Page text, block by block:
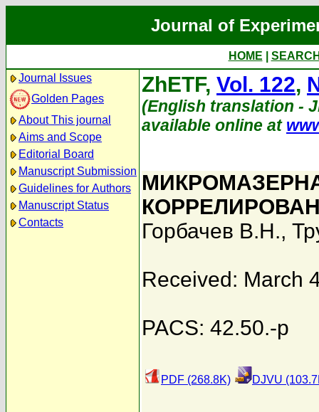
Journal of
HOME
Journal Issues
Golden Pages
About This journal
Aims and Scope
Editorial Board
Manuscript Submission
Guidelines for Authors
Manuscript Status
Contacts
ZhETF, Vol. 122,
(English translation -
available online at
Горбачев В.Н.,
Received: March
PACS: 42.50.-p
PDF (268.8K) DJVU